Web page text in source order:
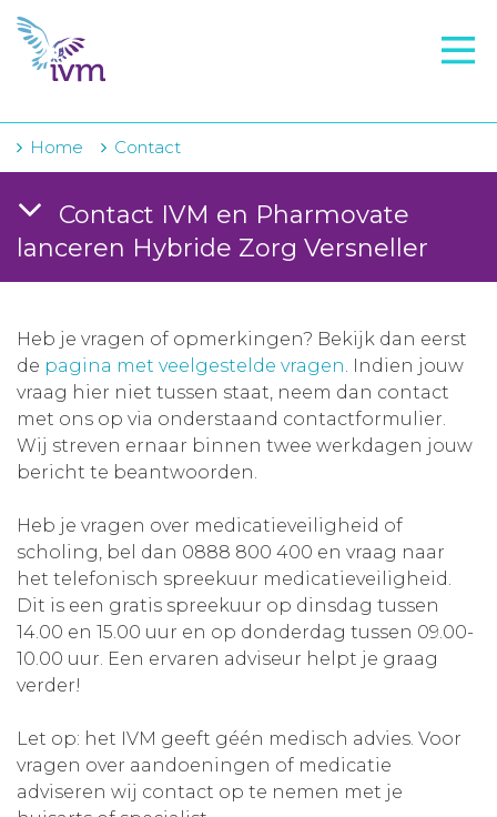
VMI
FTO voorbereiding
IVM-academie
Voorschrijfgedrag
Projecten
Over IVM
Actueel
Contact
Winkelwagentje
Aanmelden nieuwsbrief
Inloggen
Toegang leeromgeving
Home Contact
Contact IVM en Pharmovate
lanceren Hybride Zorg Versneller
Heb je vragen of opmerkingen? Bekijk dan eerst
de pagina met veelgestelde vragen. Indien jouw
vraag hier niet tussen staat, neem dan contact
met ons op via onderstaand contactformulier.
Wij streven ernaar binnen twee werkdagen jouw
bericht te beantwoorden.
Heb je vragen over medicatieveiligheid of
scholing, bel dan 0888 800 400 en vraag naar
het telefonisch spreekuur medicatieveiligheid.
Dit is een gratis spreekuur op dinsdag tussen
14.00 en 15.00 uur en op donderdag tussen 09.00-
10.00 uur. Een ervaren adviseur helpt je graag
verder!
Let op: het IVM geeft géén medisch advies. Voor
vragen over aandoeningen of medicatie
adviseren wij contact op te nemen met je